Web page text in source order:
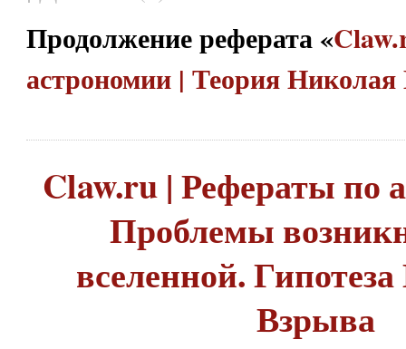
Продолжение реферата «
астрономии | Теория
Claw.ru | Рефераты по
Проблемы
вселенной.
Взрыва